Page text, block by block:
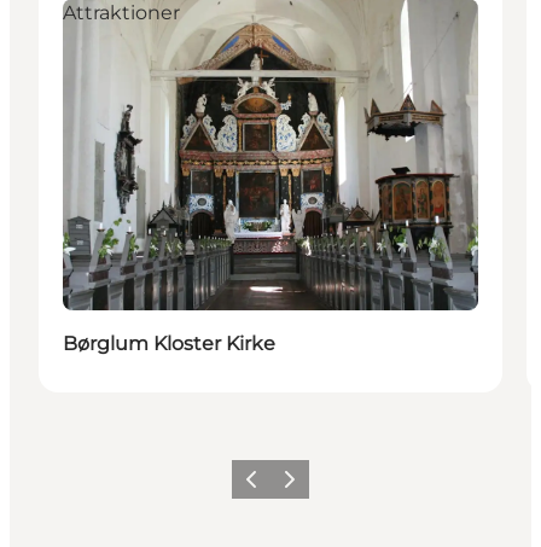
Attraktioner
Børglum Kloster Kirke
ForrigeNæste